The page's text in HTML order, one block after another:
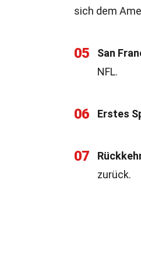
sich dem
05 San
NFL.
06 Erstes
07
zurück.